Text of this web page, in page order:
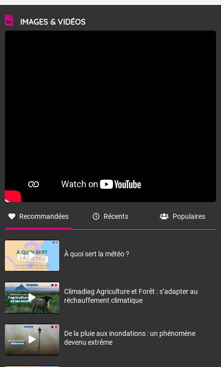
IMAGES & VIDÉOS
Recommandées Récents Populaires
À quoi sert la météo ?
Climadiag Agriculture et Forêt : s’adapter au
réchauffement climatique
De la pluie aux inondations : un phénomène
devenu extrême